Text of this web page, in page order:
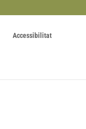
Accessibilitat